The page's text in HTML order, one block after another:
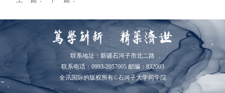
联系地址：新疆石河子市北二路
联系电话：0993-2057005 邮编：832003
全讯国际的版权所有©石河子大学药学院